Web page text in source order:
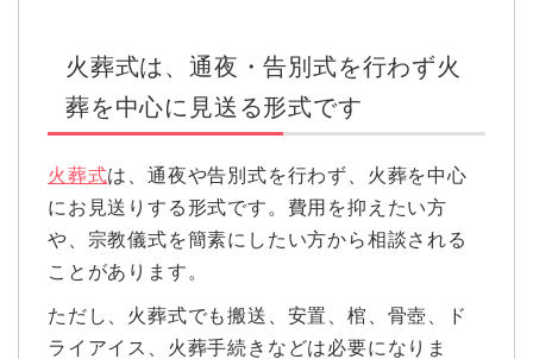
火葬式は、通夜・告別式を行わず火
葬を中心に見送る形式です
火葬式は、通夜や告別式を行わず、火葬を中心
にお見送りする形式です。費用を抑えたい方
や、宗教儀式を簡素にしたい方から相談される
ことがあります。
ただし、火葬式でも搬送、安置、棺、骨壺、ド
ライアイス、火葬手続きなどは必要になりま